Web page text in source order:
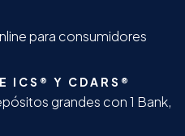
para consumidores
ICS® Y CDARS®
grandes con 1 Bank,